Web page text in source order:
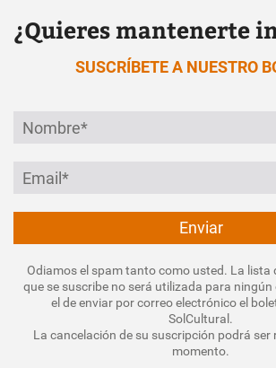
¿Quieres mantenerte
SUSCRÍBETE A NUESTRO
Odiamos el spam tanto como usted. La lista
que se suscribe no será utilizada para
el de enviar por correo electrónico el
SolCultural.
La cancelación de su suscripción podrá ser
momento.